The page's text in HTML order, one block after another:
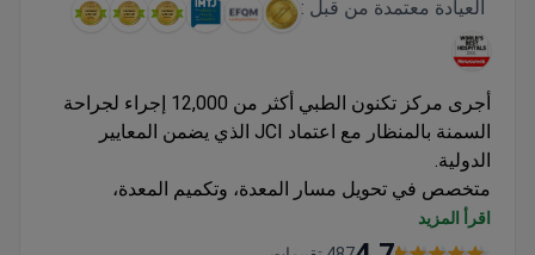
العيادة معتمدة من قبل :
أجرى مركز تكنون الطبي أكثر من 12,000 إجراء لجراحة
السمنة بالمنظار مع اعتماد JCI الذي يضمن المعايير
الدولية.
متخصص في تحويل مسار المعدة، وتكميم المعدة،
وإجراءات بالون المعدة
يقدم أساليب روبوتية وبالمنظار بشق واحد
اقرأ المزيد